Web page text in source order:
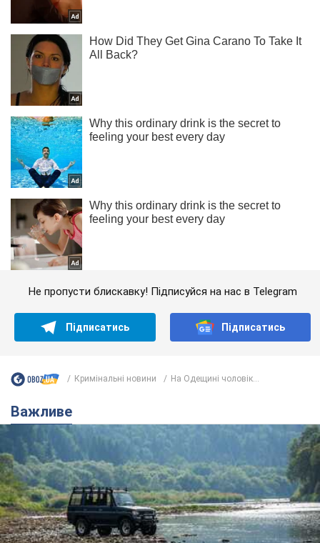
Не пропусти блискавку! Підписуйся на нас в Telegram
Підписатись Підписатись
Кримінальні новини На Одещині чоловік...
Важливе